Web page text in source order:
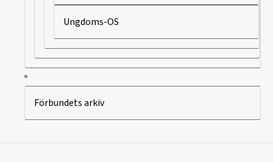
Ungdoms-OS
Förbundets arkiv